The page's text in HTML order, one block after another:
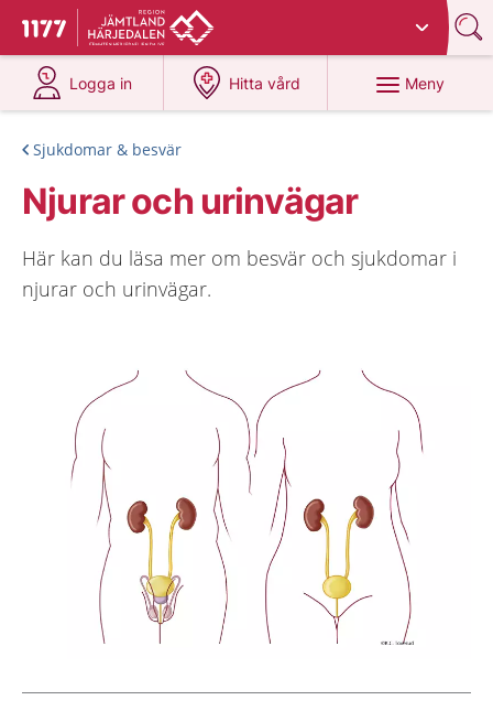
Till startsidan för 1177
Du har valt region
Logga in
på 1177.se
Hitta vård
på 1177.se
Meny
Sjukdomar & besvär
Njurar och urinvägar
Här kan du läsa mer om besvär och sjukdomar i
njurar och urinvägar.